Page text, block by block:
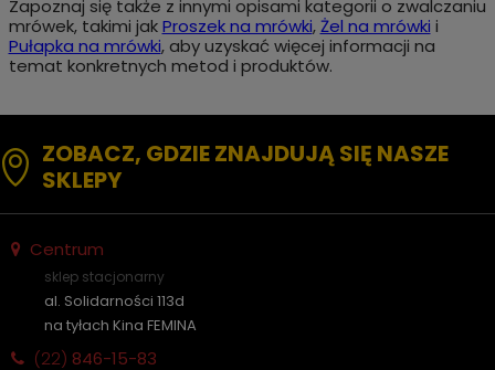
Zapoznaj się także z innymi opisami kategorii o zwalczaniu
mrówek, takimi jakProszek na mrówki,Żel na mrówki i
Pułapka na mrówki, aby uzyskać więcej informacji na
temat konkretnych metod i produktów.
ZOBACZ, GDZIE ZNAJDUJĄ SIĘ NASZE
SKLEPY
Centrum
sklep stacjonarny
al. Solidarności 113d
na tyłach Kina FEMINA
(22) 846-15-83